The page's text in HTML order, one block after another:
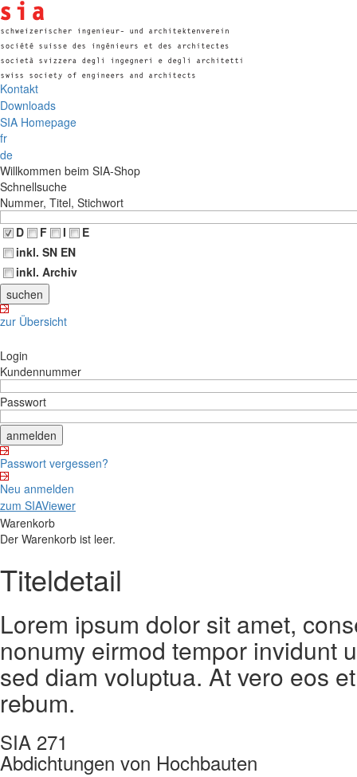
Kontakt
Downloads
SIA Homepage
fr
de
Willkommen beim SIA-Shop
Schnellsuche
Nummer, Titel, Stichwort
D
F I
E
inkl. SN EN
inkl. Archiv
zur Übersicht
Login
Kundennummer
Passwort
Passwort vergessen?
Neu anmelden
zum SIAViewer
Warenkorb
Der Warenkorb ist leer.
Titeldetail
Lorem ipsum dolor sit amet,
nonumy eirmod tempor invidunt
sed diam voluptua. At vero eos
rebum.
SIA 271
Abdichtungen von Hochbauten